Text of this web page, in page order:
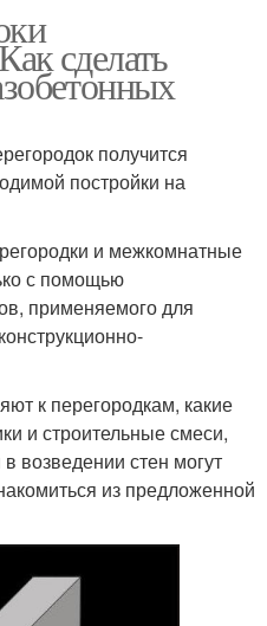
сделать
получится
постройки на
и межкомнатные
с помощью
применяемого для
к перегородкам, какие
и строительные смеси,
возведении стен могут
из предложенной